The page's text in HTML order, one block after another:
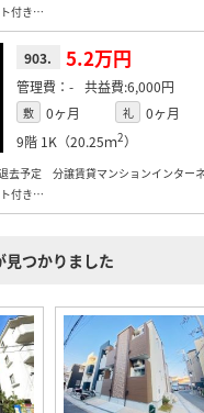
付き
ター付き 宅配ボックス有
903. 5.2万円
- 6,000円
敷 0ヶ月 礼
0ヶ月
9階 1K（20.25ｍ2）
去予定 分譲賃貸マンションインター
付き
ター付き 宅配ボックス有
見つかりました